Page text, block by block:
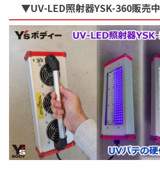
▼UV-LED照射器YSK-360販売中